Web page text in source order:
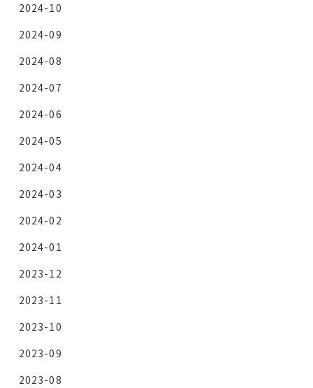
2024-10
2024-09
2024-08
2024-07
2024-06
2024-05
2024-04
2024-03
2024-02
2024-01
2023-12
2023-11
2023-10
2023-09
2023-08